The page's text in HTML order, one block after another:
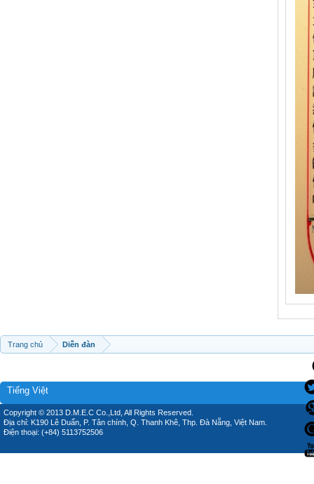
Trang chủ Diễn đàn
Tiếng Việt
Copyright © 2013 D.M.E.C Co.,Ltd, All Rights Reserved.
Địa chỉ: K190 Lê Duẩn, P. Tân chính, Q. Thanh Khê, Thp. Đà Nẵng, Việt Nam.
Điện thoại: (+84) 5113752506